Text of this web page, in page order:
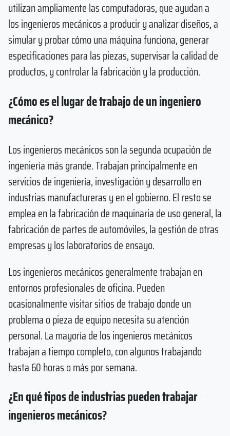
utilizan ampliamente las computadoras, que ayudan a
los ingenieros mecánicos a producir y analizar diseños, a
simular y probar cómo una máquina funciona, generar
especificaciones para las piezas, supervisar la calidad de
productos, y controlar la fabricación y la producción.
¿Cómo es el lugar de trabajo de un ingeniero
mecánico?
Los ingenieros mecánicos son la segunda ocupación de
ingeniería más grande. Trabajan principalmente en
servicios de ingeniería, investigación y desarrollo en
industrias manufactureras y en el gobierno. El resto se
emplea en la fabricación de maquinaria de uso general, la
fabricación de partes de automóviles, la gestión de otras
empresas y los laboratorios de ensayo.
Los ingenieros mecánicos generalmente trabajan en
entornos profesionales de oficina. Pueden
ocasionalmente visitar sitios de trabajo donde un
problema o pieza de equipo necesita su atención
personal. La mayoría de los ingenieros mecánicos
trabajan a tiempo completo, con algunos trabajando
hasta 60 horas o más por semana.
¿En qué tipos de industrias pueden trabajar
ingenieros mecánicos?